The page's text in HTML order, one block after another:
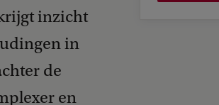
inzicht
in
de
en